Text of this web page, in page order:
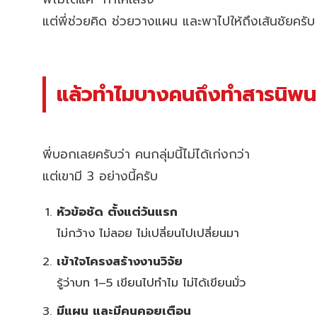
แต่พี่ช่วยคิด ช่วยวางแผน และพาไปให้ถึงเส้นชัยครับ
แล้วทำไมบางคนถึงทำสารนิพ
พี่บอกเลยครับว่า คนกลุ่มนี้ไม่ได้เก่งกว่า
แต่เขามี 3 อย่างนี้ครับ
หัวข้อชัด ตั้งแต่วันแรก
ไม่กว้าง ไม่ลอย ไม่เปลี่ยนไปเปลี่ยนมา
เข้าใจโครงสร้างงานวิจัย
รู้ว่าบท 1–5 เขียนไปทำไม ไม่ได้เขียนมั่ว
มีแผน และมีคนคอยเตือน